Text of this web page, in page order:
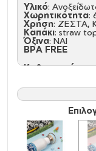
Υλικό:
Χωρητικότητα:
Χρήση: ΖΕΣΤΑ,
Καπάκι: straw
Όξινα: NAI
BPA FREE
Καθαρισμός
Κρατήστε το
Δεν είναι
κατάλληλο για